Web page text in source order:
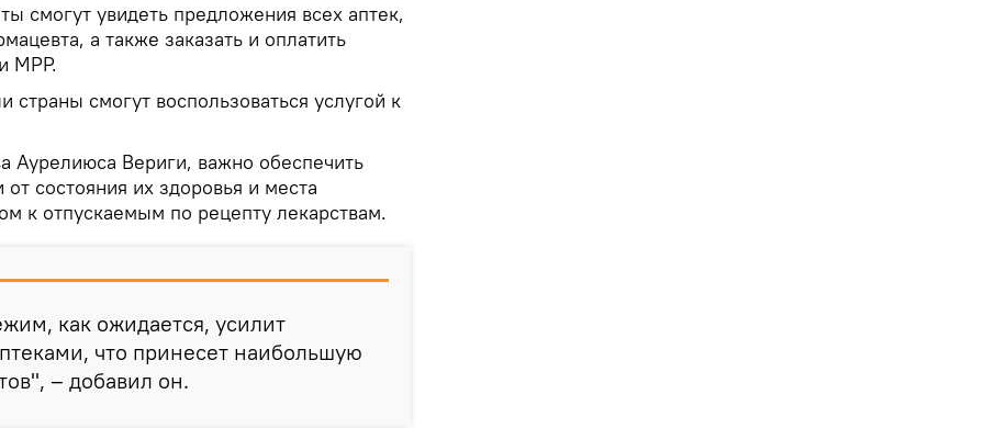
смогут увидеть предложения всех аптек,
а также заказать и оплатить
MPP.
страны смогут воспользоваться услугой к
Аурелиюса Вериги, важно обеспечить
состояния их здоровья и места
к отпускаемым по рецепту лекарствам.
как ожидается, усилит
что принесет наибольшую
– добавил он.